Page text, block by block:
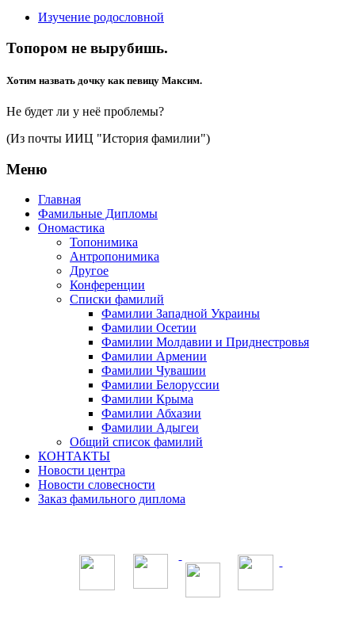
Изучение родословной
Топором не вырубишь.
Хотим назвать дочку как певицу Максим.
Не будет ли у неё проблемы?
(Из почты ИИЦ "История фамилии")
Меню
Главная
Фамильные Дипломы
Ономастика
Топонимика
Антропонимика
Другое
Конференции
Списки фамилий
Фамилии Западной Украины
Фамилии Осетии
Фамилии Молдавии и Приднестровья
Фамилии Армении
Фамилии Чувашии
Фамилии Белоруссии
Фамилии Крыма
Фамилии Абхазии
Фамилии Адыгеи
Общий список фамилий
КОНТАКТЫ
Новости центра
Новости словесности
Заказ фамильного диплома